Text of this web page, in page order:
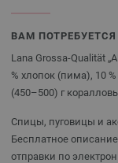
ВАМ ПОТРЕБУЕТСЯ
Lana Grossa-Qualität
% хлопок (пима), 10
(450–500) г
Спицы, пуговицы и
Бесплатное
отправки по